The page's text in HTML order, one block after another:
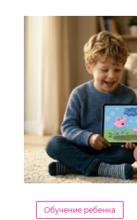
Обучение ребенка